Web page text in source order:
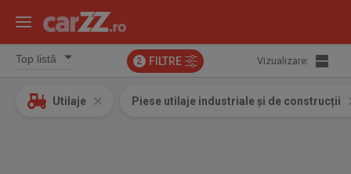
2 FILTRE Vizualizare:
Utilaje Piese utilaje industriale și de construcții